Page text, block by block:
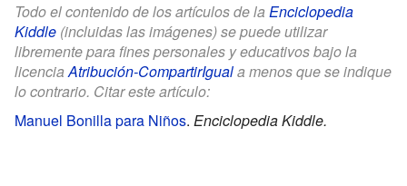
Todo el contenido de los artículos de la Enciclopedia
Kiddle (incluidas las imágenes) se puede utilizar
libremente para fines personales y educativos bajo la
licenciaAtribución-CompartirIguala menos que se indique
lo contrario. Citar este artículo:
Manuel Bonilla para Niños. Enciclopedia Kiddle.